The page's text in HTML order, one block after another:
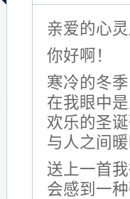
亲爱的心灵
你好啊！
寒冷的冬
在我眼中
欢乐的圣
与人之间
送上一首
会感到一